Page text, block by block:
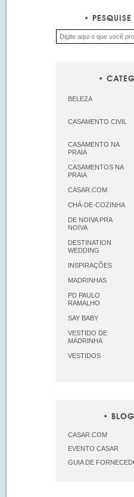
BELEZA
CASAMENTO CIVIL
CASAMENTO NA
PRAIA
CASAMENTOS NA
PRAIA
CASAR.COM
CHÁ-DE-COZINHA
DE NOIVA PRA
NOIVA
DESTINATION
WEDDING
INSPIRAÇÕES
MADRINHAS
PD PAULO
RAMALHO
SAY BABY
VESTIDO DE
MADRINHA
VESTIDOS
CASAR.COM
EVENTO CASAR
GUIA DE